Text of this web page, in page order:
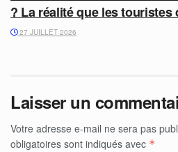
? La réalité que les
27 JUILLET 2026
Laisser un
Votre adresse e-mail ne sera pas
obligatoires sont indiqués avec *